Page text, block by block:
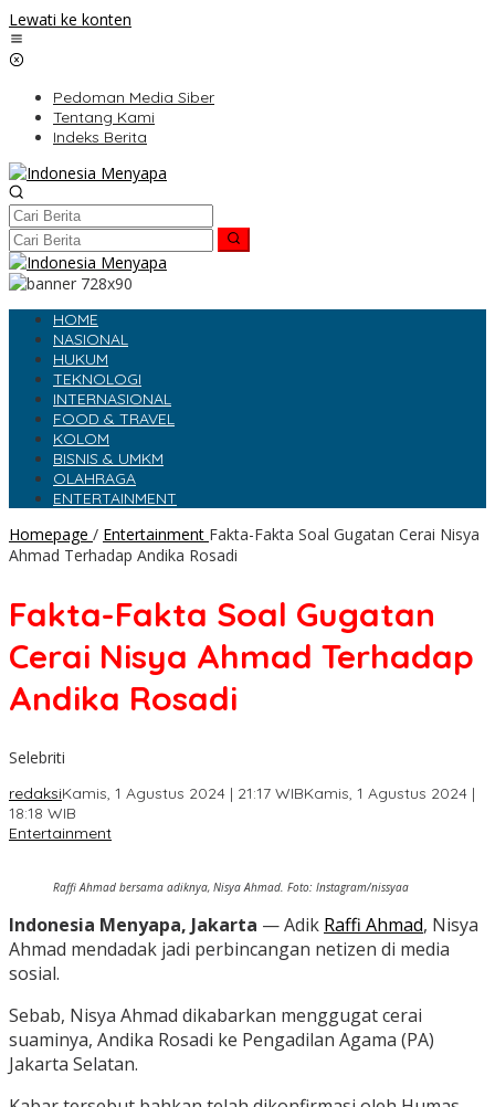
Lewati ke konten
Pedoman Media Siber
Tentang Kami
Indeks Berita
HOME
NASIONAL
HUKUM
TEKNOLOGI
INTERNASIONAL
FOOD & TRAVEL
KOLOM
BISNIS & UMKM
OLAHRAGA
ENTERTAINMENT
Homepage / Entertainment Fakta-Fakta Soal Gugatan Cerai Nisya
Ahmad Terhadap Andika Rosadi
Fakta-Fakta Soal Gugatan
Cerai Nisya Ahmad Terhadap
Andika Rosadi
Selebriti
redaksiKamis, 1 Agustus 2024 | 21:17 WIBKamis, 1 Agustus 2024 |
18:18 WIB
Entertainment
Raffi Ahmad bersama adiknya, Nisya Ahmad. Foto: Instagram/nissyaa
Indonesia Menyapa, Jakarta — Adik Raffi Ahmad, Nisya
Ahmad mendadak jadi perbincangan netizen di media
sosial.
Sebab, Nisya Ahmad dikabarkan menggugat cerai
suaminya, Andika Rosadi ke Pengadilan Agama (PA)
Jakarta Selatan.